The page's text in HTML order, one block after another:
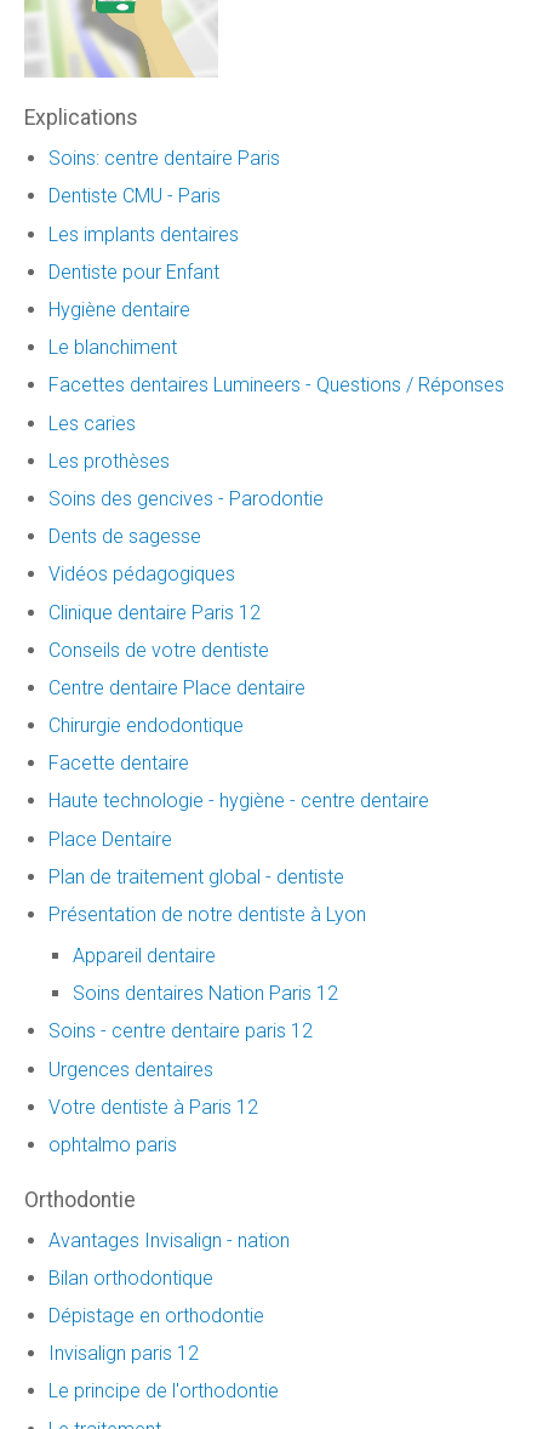
Explications
Soins: centre dentaire Paris
Dentiste CMU - Paris
Les implants dentaires
Dentiste pour Enfant
Hygiène dentaire
Le blanchiment
Facettes dentaires Lumineers - Questions / Réponses
Les caries
Les prothèses
Soins des gencives - Parodontie
Dents de sagesse
Vidéos pédagogiques
Clinique dentaire Paris 12
Conseils de votre dentiste
Centre dentaire Place dentaire
Chirurgie endodontique
Facette dentaire
Haute technologie - hygiène - centre dentaire
Place Dentaire
Plan de traitement global - dentiste
Présentation de notre dentiste à Lyon
Appareil dentaire
Soins dentaires Nation Paris 12
Soins - centre dentaire paris 12
Urgences dentaires
Votre dentiste à Paris 12
ophtalmo paris
Orthodontie
Avantages Invisalign - nation
Bilan orthodontique
Dépistage en orthodontie
Invisalign paris 12
Le principe de l'orthodontie